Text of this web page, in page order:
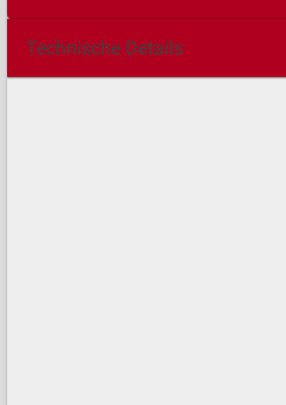
Technische Details